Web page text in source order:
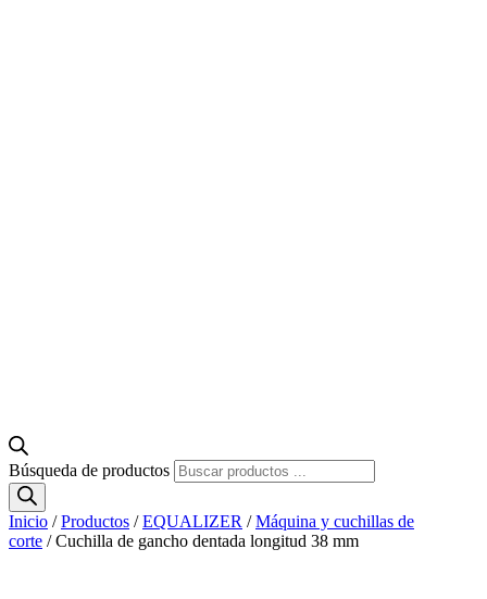
Búsqueda de productos
Inicio /Productos /EQUALIZER /Máquina y cuchillas de
corte / Cuchilla de gancho dentada longitud 38 mm